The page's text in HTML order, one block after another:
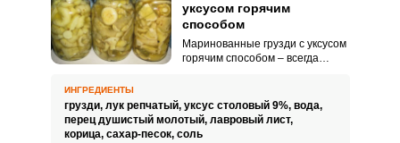
уксусом горячим
способом
Маринованные грузди с уксусом
горячим способом – всегда
составе праздничного меню
уместны.
ИНГРЕДИЕНТЫ
грузди, лук репчатый, уксус столовый 9%, вода,
перец душистый молотый, лавровый лист,
корица, сахар-песок, соль